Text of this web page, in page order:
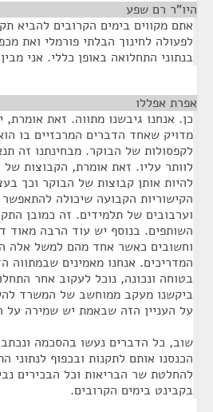
היו"ר רם שפע
אתם מקווים בימים הקרובים להביא
לפעולה לחינוך הבלתי פורמלי ואת
בנתוני התחלואה באופן כללי. אני מבין
אפרת אפללו
כן. אנחנו גיבשנו מתווה. זאת
מדויק שאחד הדברים המרכזיים בו
לקפסולות של הבוקר. מבחינתנו זה
לוותר עליו. זאת אומרת, הקבוצות של
להיות אותן קבוצות של הבוקר וכך
הקישוריות הקבועה שיכולה
וערבובים של תלמידים. זה כמובן
השותפים. בנוסף יש עוד הרבה מאוד
וחשובים כאשר אחד מהם למשל אלה
המדריכים. אנחנו מאמינים שבמתווה
בטוחה ונכונה, נוכל לעקוב אחר
ביקשנו מעקב ממוחשב של המשרד
על העניין הזה שבאמת יש שמירה על
שוב, כל הדברים נעשו בהסכמה
הכנסנו אותם לתקנות ובכפוף לנתוני
להחלטת שר הבריאות וכל הבכירים
בקבינט בימים הקרובים.